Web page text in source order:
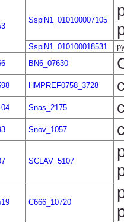
SspiN1_010100007105
SspiN1_010100018531
BN6_07630
HMPREF0758_3728
Snas_2175
Snov_1057
SCLAV_5107
C666_10720